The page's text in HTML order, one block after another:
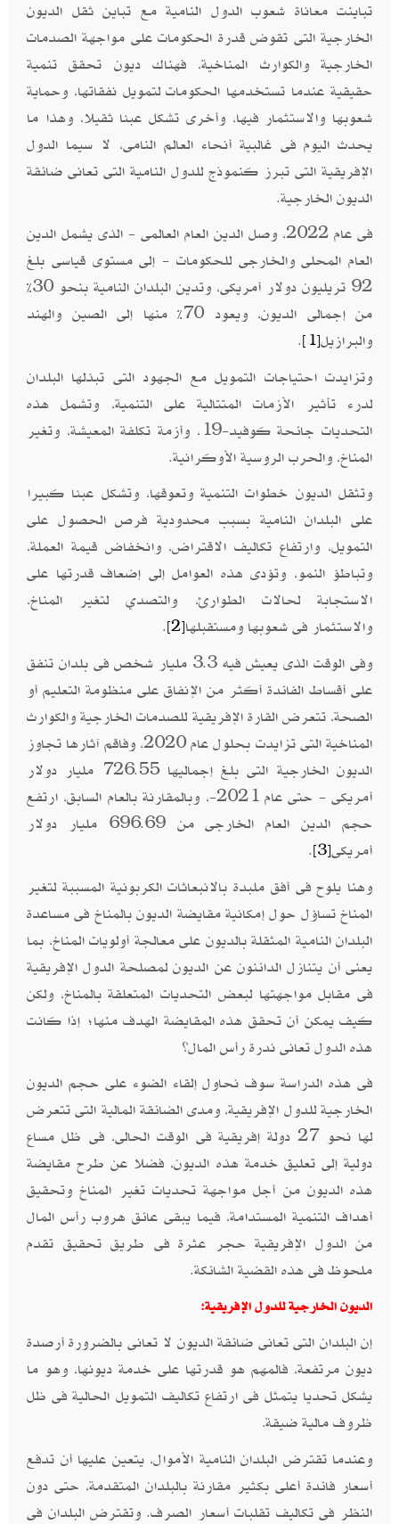
تباينت معاناة شعوب الدول النامية مع تباين ثقل الديون
الخارجية التى تقوض قدرة الحكومات على مواجهة الصدمات
الخارجية والكوارث المناخية، فهناك ديون تحقق تنمية
حقيقية عندما تستخدمها الحكومات لتمويل نفقاتها، وحماية
شعوبها والاستثمار فيها، وأخرى تشكل عبئا ثقيلا، وهذا ما
يحدث اليوم فى غالبية أنحاء العالم النامى، لا سيما الدول
الإفريقية التى تبرز كنموذج للدول النامية التى تعانى ضائقة
الديون الخارجية.
فى عام 2022، وصل الدين العام العالمى - الذى يشمل الدين
العام المحلى والخارجى للحكومات - إلى مستوى قياسى بلغ
92 تريليون دولار أمريكى، وتدين البلدان النامية بنحو 30%
من إجمالى الديون، ويعود 70% منها إلى الصين والهند
والبرازيل[1]
.
وتزايدت احتياجات التمويل مع الجهود التى تبذلها البلدان
لدرء تأثير الأزمات المتتالية على التنمية، وتشمل هذه
التحديات جائحة كوفيد-19، وأزمة تكلفة المعيشة، وتغير
المناخ، والحرب الروسية الأوكرانية.
وتثقل الديون خطوات التنمية وتعوقها، وتشكل عبئا كبيرا
على البلدان النامية بسبب محدودية فرص الحصول على
التمويل، وارتفاع تكاليف الاقتراض، وانخفاض قيمة العملة،
وتباطؤ النمو، وتؤدى هذه العوامل إلى إضعاف قدرتها على
الاستجابة لحالات الطوارئ، والتصدي لتغير المناخ،
والاستثمار فى شعوبها ومستقبلها[2]
.
وفى الوقت الذى يعيش فيه 3.3 مليار شخص فى بلدان تنفق
على أقساط الفائدة أكثر من الإنفاق على منظومة التعليم أو
الصحة، تتعرض القارة الإفريقية للصدمات الخارجية والكوارث
المناخية التى تزايدت بحلول عام 2020، وفاقم آثارها تجاوز
الديون الخارجية التى بلغ إجماليها 726.55 مليار دولار
أمريكى - حتى عام 2021-، وبالمقارنة بالعام السابق، ارتفع
حجم الدين العام الخارجى من 696.69 مليار دولار
أمريكى[3]
.
وهنا يلوح فى أفق ملبدة بالانبعاثات الكربونية المسببة لتغير
المناخ تساؤل حول إمكانية مقايضة الديون بالمناخ فى مساعدة
البلدان النامية المثقلة بالديون على معالجة أولويات المناخ، بما
يعنى أن يتنازل الدائنون عن الديون لمصلحة الدول الإفريقية
فى مقابل مواجهتها لبعض التحديات المتعلقة بالمناخ، ولكن
كيف يمكن أن تحقق هذه المقايضة الهدف منها؛ إذا كانت
هذه الدول تعانى ندرة رأس المال؟
فى هذه الدراسة سوف نحاول إلقاء الضوء على حجم الديون
الخارجية للدول الإفريقية، ومدى الضائقة المالية التى تتعرض
لها نحو 27 دولة إفريقية فى الوقت الحالى، فى ظل مساع
دولية إلى تعليق خدمة هذه الديون، فضلا عن طرح مقايضة
هذه الديون من أجل مواجهة تحديات تغير المناخ وتحقيق
أهداف التنمية المستدامة، فيما يبقى عائق هروب رأس المال
من الدول الإفريقية حجر عثرة فى طريق تحقيق تقدم
ملحوظ فى هذه القضية الشائكة.
الديون الخارجية للدول الإفريقية:
إن البلدان التى تعانى ضائقة الديون لا تعانى بالضرورة أرصدة
ديون مرتفعة، فالمهم هو قدرتها على خدمة ديونها، وهو ما
يشكل تحديا يتمثل فى ارتفاع تكاليف التمويل الحالية فى ظل
ظروف مالية ضيقة.
وعندما تقترض البلدان النامية الأموال، يتعين عليها أن تدفع
أسعار فائدة أعلى بكثير مقارنة بالبلدان المتقدمة، حتى دون
النظر فى تكاليف تقلبات أسعار الصرف. وتقترض البلدان فى